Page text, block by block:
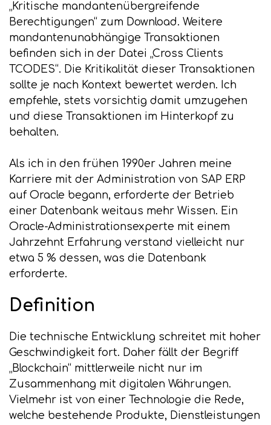
„Kritische mandantenübergreifende
Berechtigungen“ zum Download. Weitere
mandantenunabhängige Transaktionen
befinden sich in der Datei „Cross Clients
TCODES“. Die Kritikalität dieser Transaktionen
sollte je nach Kontext bewertet werden. Ich
empfehle, stets vorsichtig damit umzugehen
und diese Transaktionen im Hinterkopf zu
behalten.
Als ich in den frühen 1990er Jahren meine
Karriere mit der Administration von SAP ERP
auf Oracle begann, erforderte der Betrieb
einer Datenbank weitaus mehr Wissen. Ein
Oracle-Administrationsexperte mit einem
Jahrzehnt Erfahrung verstand vielleicht nur
etwa 5 % dessen, was die Datenbank
erforderte.
Definition
Die technische Entwicklung schreitet mit hoher
Geschwindigkeit fort. Daher fällt der Begriff
„Blockchain“ mittlerweile nicht nur im
Zusammenhang mit digitalen Währungen.
Vielmehr ist von einer Technologie die Rede,
welche bestehende Produkte, Dienstleistungen